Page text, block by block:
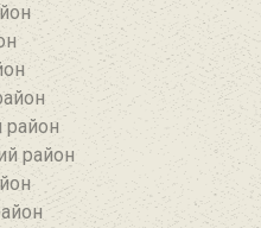
район‎
район